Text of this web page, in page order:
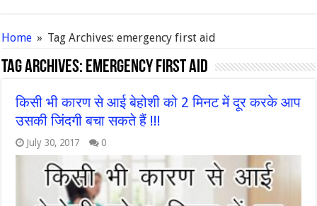
Home » Tag Archives: emergency first aid
Tag Archives: emergency first aid
किसी भी कारण से आई बेहोशी को 2 मिनट में दूर करके आप
उसकी जिंदगी बचा सकते हैं !!!
July 30, 2017 0